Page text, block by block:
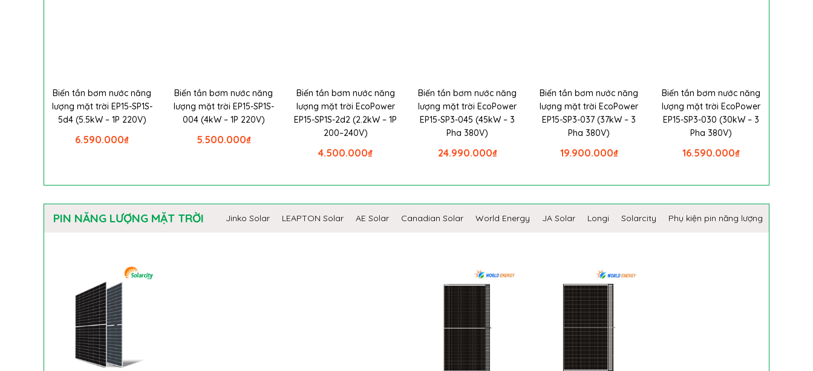
Biến tần bơm nước năng
lượng mặt trời EP15-SP1S-
5d4 (5.5kW – 1P 220V)
₫
6.590.000
Biến tần bơm nước năng
lượng mặt trời EP15-SP1S-
004 (4kW – 1P 220V)
₫
5.500.000
Biến tần bơm nước năng
lượng mặt trời EcoPower
EP15-SP1S-2d2 (2.2kW – 1P
200–240V)
₫
4.500.000
Biến tần bơm nước năng
lượng mặt trời EcoPower
EP15-SP3-045 (45kW – 3
Pha 380V)
₫
24.990.000
Biến tần bơm nước năng
lượng mặt trời EcoPower
EP15-SP3-037 (37kW – 3
Pha 380V)
₫
19.900.000
Biến tần bơm nước năng
lượng mặt trời EcoPower
EP15-SP3-030 (30kW – 3
Pha 380V)
₫
16.590.000
PIN NĂNG LƯỢNG MẶT TRỜI Jinko Solar LEAPTON Solar AE Solar Canadian Solar World Energy JA Solar Longi Solarcity Phụ kiện pin năng lượng